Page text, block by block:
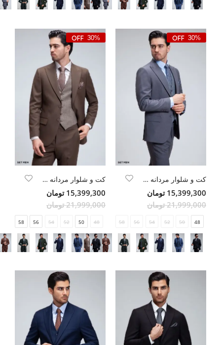
30%
کت و شلوار مردانه سه تکه ژیله دورو
15,399,300 تومان
21,999,000 تومان
48
50
52
54
56
58
30%
کت و شلوار مردانه سه تکه ژیله دورو
15,399,300 تومان
21,999,000 تومان
48
50
52
54
56
58